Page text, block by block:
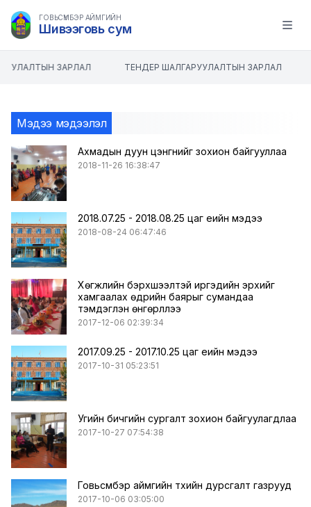
ГОВЬСҮМБЭР АЙМГИЙН
Шивээговь сум Open
ЗАРЛАЛ ТЕНДЕР ШАЛГАРУУЛАЛТЫН ЗАРЛАЛ
Мэдээ мэдээлэл
Ахмадын дуун цэнгүүнийг зохион байгууллаа
2018-11-26 16:38:47
2018.07.25 - 2018.08.25 цаг үеийн мэдээ
2018-08-24 06:47:46
Хөгжлийн бэрхшээлтэй иргэдийн эрхийг
хамгаалах өдрийн баярыг сумандаа
тэмдэглэн өнгөрүүллээ
2017-12-06 02:39:34
2017.09.25 - 2017.10.25 цаг үеийн мэдээ
2017-10-31 05:23:51
Угийн бичгийн сургалт зохион байгуулагдлаа
2017-10-27 07:54:38
Говьсүмбэр аймгийн түүхийн дурсгалт газрууд
2017-10-06 03:05:00